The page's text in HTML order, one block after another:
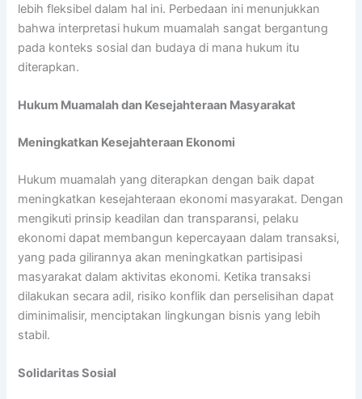
lebih fleksibel dalam hal ini. Perbedaan ini menunjukkan
bahwa interpretasi hukum muamalah sangat bergantung
pada konteks sosial dan budaya di mana hukum itu
diterapkan.
Hukum Muamalah dan Kesejahteraan Masyarakat
Meningkatkan Kesejahteraan Ekonomi
Hukum muamalah yang diterapkan dengan baik dapat
meningkatkan kesejahteraan ekonomi masyarakat. Dengan
mengikuti prinsip keadilan dan transparansi, pelaku
ekonomi dapat membangun kepercayaan dalam transaksi,
yang pada gilirannya akan meningkatkan partisipasi
masyarakat dalam aktivitas ekonomi. Ketika transaksi
dilakukan secara adil, risiko konflik dan perselisihan dapat
diminimalisir, menciptakan lingkungan bisnis yang lebih
stabil.
Solidaritas Sosial